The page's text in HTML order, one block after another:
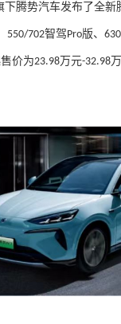
下腾势汽车发布了全新
550/702智驾Pro版、 630
价为23.98万元-32.98